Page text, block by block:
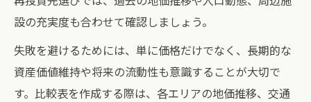
設の充実度も合わせて確認しましょう。
失敗を避けるためには、単に価格だけでなく、長期的な
資産価値維持や将来の流動性も意識することが大切で
す。比較表を作成する際は、各エリアの地価推移、交通